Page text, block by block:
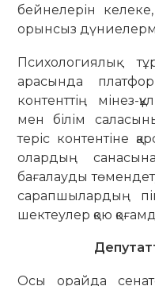
бейнелерін ке­леке,
орын­­сыз
Психологиялық
арасында
контенттің мінез-
мен білім
теріс кон­тентіне
олардың санасына
бағалауды
сарапшылардың
шектеулер қою
Осы орайда